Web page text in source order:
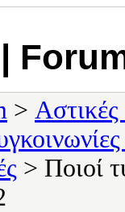
>
> Ποιοί